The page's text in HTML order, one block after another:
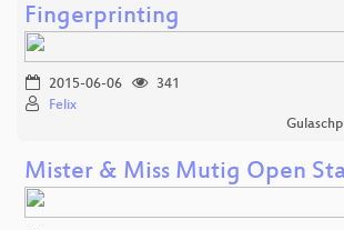
Fingerprinting
2015-06-06
341
Felix
Mister & Miss Mutig Open